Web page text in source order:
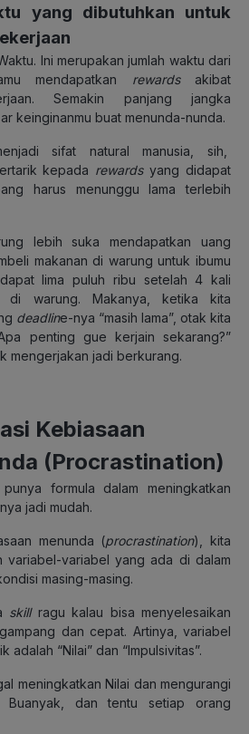
yang dibutuhkan untuk
Ini merupakan jumlah waktu dari
mendapatkan rewardsakibat
Semakin panjang jangka
keinginanmu buat menunda-nunda.
sifat natural manusia, sih,
kepada rewardsyang didapat
harus menunggu lama terlebih
lebih suka mendapatkan uang
makanan di warung untuk ibumu
lima puluh ribu setelah 4 kali
di warung. Makanya, ketika kita
deadline-nya “masih lama”, otak kita
penting gue kerjain sekarang?”
mengerjakan jadi berkurang.
Kebiasaan
(Procrastination)
formula dalam meningkatkan
jadi mudah.
menunda (procrastination), kita
variabel-variabel yang ada di dalam
masing-masing.
skill ragu kalau bisa menyelesaikan
dan cepat. Artinya, variabel
adalah “Nilai” dan “Impulsivitas”.
meningkatkan Nilai dan mengurangi
Buanyak, dan tentu setiap orang